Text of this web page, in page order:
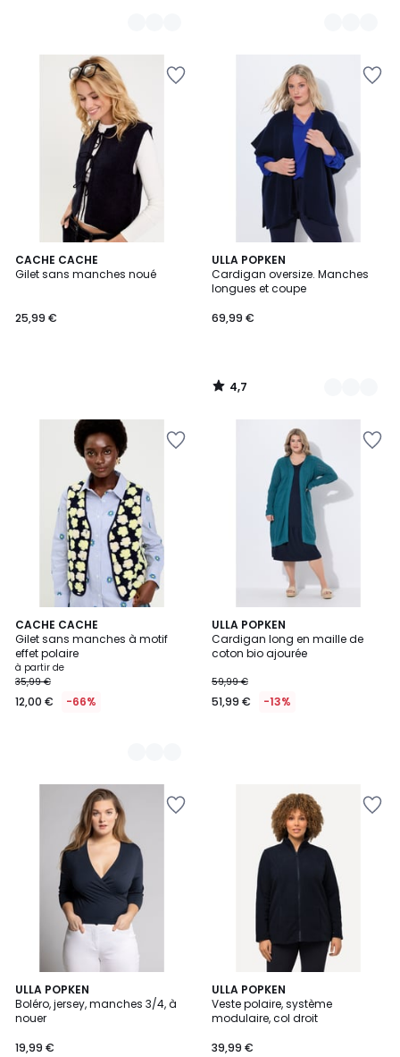
CACHE CACHE
Gilet sans manches noué
25,99 €
ULLA POPKEN
Cardigan oversize. Manches
longues et coupe
69,99 €
4,7
/ 5
2
Couleurs
4,7
/
CACHE CACHE
Gilet sans manches à motif
effet polaire
à partir de
35,99 €
12,00 € -66%
2
Couleurs
ULLA POPKEN
Cardigan long en maille de
coton bio ajourée
59,99 €
51,99 € -13%
ULLA POPKEN
Boléro, jersey, manches 3/4, à
nouer
19,99 €
4,6
/ 5
8
Couleurs
ULLA POPKEN
Veste polaire, système
modulaire, col droit
39,99 €
4,7
/ 5
8
Couleurs